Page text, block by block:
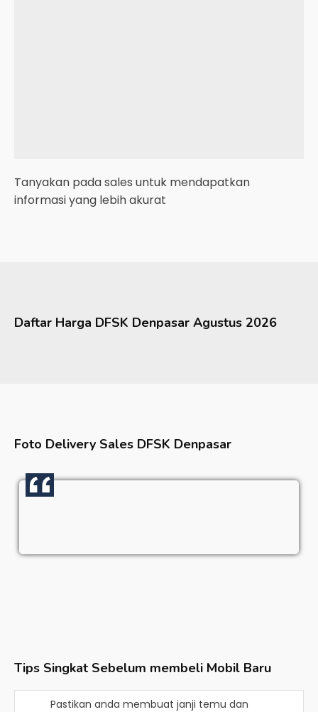
Tanyakan pada sales untuk mendapatkan
informasi yang lebih akurat
Daftar Harga DFSK Denpasar Agustus 2026
Foto Delivery Sales DFSK Denpasar
Tips Singkat Sebelum membeli Mobil Baru
Pastikan anda membuat janji temu dan